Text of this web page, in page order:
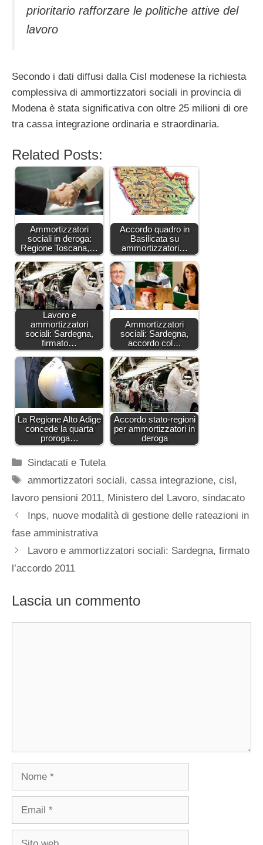
prioritario rafforzare le politiche attive del
lavoro
Secondo i dati diffusi dalla Cisl modenese la richiesta
complessiva di ammortizzatori sociali in provincia di
Modena è stata significativa con oltre 25 milioni di ore
tra cassa integrazione ordinaria e straordinaria.
Related Posts:
Ammortizzatori
sociali in deroga:
Regione Toscana,…
Accordo quadro in
Basilicata su
ammortizzatori…
Lavoro e
ammortizzatori
sociali: Sardegna,
firmato…
Ammortizzatori
sociali: Sardegna,
accordo col…
La Regione Alto Adige
concede la quarta
proroga…
Accordo stato-regioni
per ammortizzatori in
deroga
Categorie
Sindacati e Tutela
Tag
ammortizzatori sociali,cassa integrazione,cisl ,
lavoro pensioni 2011, Ministero del Lavoro, sindacato
Inps, nuove modalità di gestione delle rateazioni in
fase amministrativa
Lavoro e ammortizzatori sociali: Sardegna, firmato
l’accordo 2011
Lascia un commento